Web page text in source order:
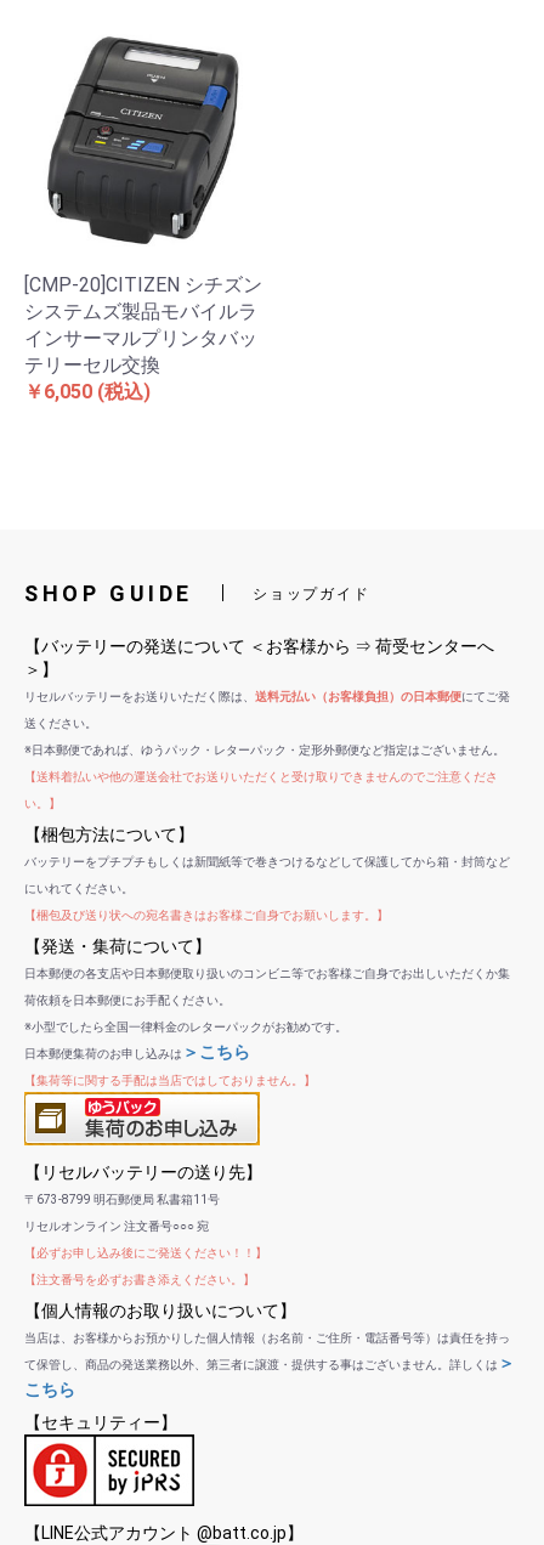
[CMP-20]CITIZEN シチズン
システムズ製品モバイルラ
インサーマルプリンタバッ
テリーセル交換
￥6,050 (税込)
SHOP GUIDE ショップガイド
【バッテリーの発送について ＜お客様から ⇒ 荷受センターへ
＞】
リセルバッテリーをお送りいただく際は、 送料元払い（お客様負担）の日本郵便にてご発
送ください。
※日本郵便であれば、ゆうパック・レターパック・定形外郵便など指定はございません。
【送料着払いや他の運送会社でお送りいただくと受け取りできませんのでご注意くださ
い。】
【梱包方法について】
バッテリーをプチプチもしくは新聞紙等で巻きつけるなどして保護してから箱・封筒など
にいれてください。
【梱包及び送り状への宛名書きはお客様ご自身でお願いします。】
【発送・集荷について】
日本郵便の各支店や日本郵便取り扱いのコンビニ等でお客様ご自身でお出しいただくか集
荷依頼を日本郵便にお手配ください。
※小型でしたら全国一律料金のレターパックがお勧めです。
日本郵便集荷のお申し込みは ＞こちら
【集荷等に関する手配は当店ではしておりません。】
【リセルバッテリーの送り先】
〒673-8799 明石郵便局 私書箱11号
リセルオンライン 注文番号○○○ 宛
【必ずお申し込み後にご発送ください！！】
【注文番号を必ずお書き添えください。】
【個人情報のお取り扱いについて】
当店は、お客様からお預かりした個人情報（お名前・ご住所・電話番号等）は責任を持っ
て保管し、商品の発送業務以外、第三者に譲渡・提供する事はございません。詳しくは ＞
こちら
【セキュリティー】
【LINE公式アカウント @batt.co.jp】